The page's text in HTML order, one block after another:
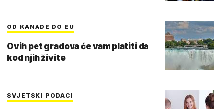
OD KANADE DO EU
Ovih pet gradova će vam platiti da
kod njih živite
SVJETSKI PODACI